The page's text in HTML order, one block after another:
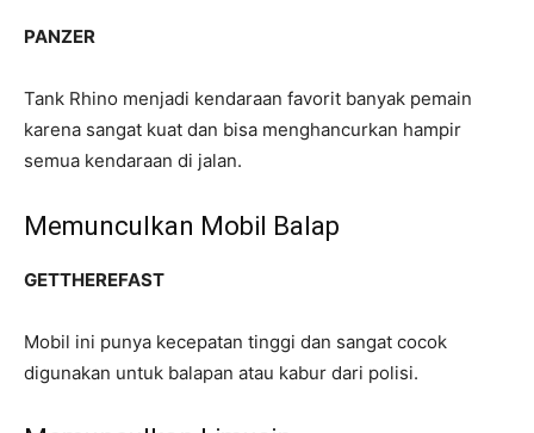
PANZER
Tank Rhino menjadi kendaraan favorit banyak pemain
karena sangat kuat dan bisa menghancurkan hampir
semua kendaraan di jalan.
Memunculkan Mobil Balap
GETTHEREFAST
Mobil ini punya kecepatan tinggi dan sangat cocok
digunakan untuk balapan atau kabur dari polisi.